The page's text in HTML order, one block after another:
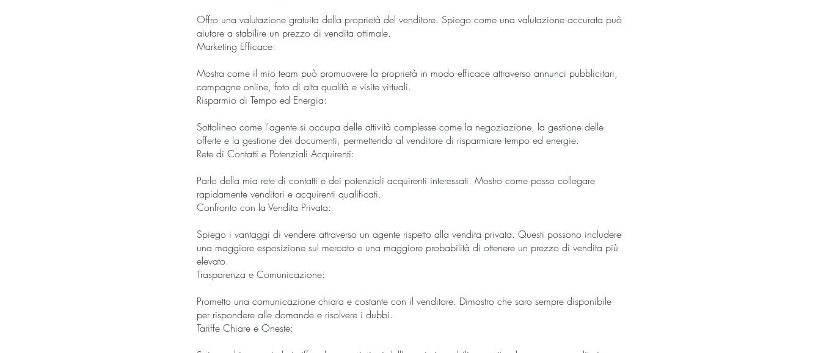
Offro una valutazione gratuita della proprietà del venditore. Spiego come una valutazione accurata può
aiutare a stabilire un prezzo di vendita ottimale.
Marketing Efficace:
Mostra come il mio team può promuovere la proprietà in modo efficace attraverso annunci pubblicitari,
campagne online, foto di alta qualità e visite virtuali.
Risparmio di Tempo ed Energia:
Sottolineo come l'agente si occupa delle attività complesse come la negoziazione, la gestione delle
offerte e la gestione dei documenti, permettendo al venditore di risparmiare tempo ed energie.
Rete di Contatti e Potenziali Acquirenti:
Parlo della mia rete di contatti e dei potenziali acquirenti interessati. Mostro come posso collegare
rapidamente venditori e acquirenti qualificati.
Confronto con la Vendita Privata:
Spiego i vantaggi di vendere attraverso un agente rispetto alla vendita privata. Questi possono includere
una maggiore esposizione sul mercato e una maggiore probabilità di ottenere un prezzo di vendita più
elevato.
Trasparenza e Comunicazione:
Prometto una comunicazione chiara e costante con il venditore. Dimostro che saro sempre disponibile
per rispondere alle domande e risolvere i dubbi.
Tariffe Chiare e Oneste: